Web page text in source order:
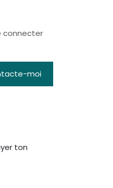
connecter
moi
ton